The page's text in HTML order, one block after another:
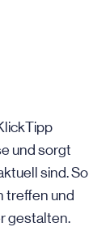
und sorgt
sind. So
treffen und
gestalten.